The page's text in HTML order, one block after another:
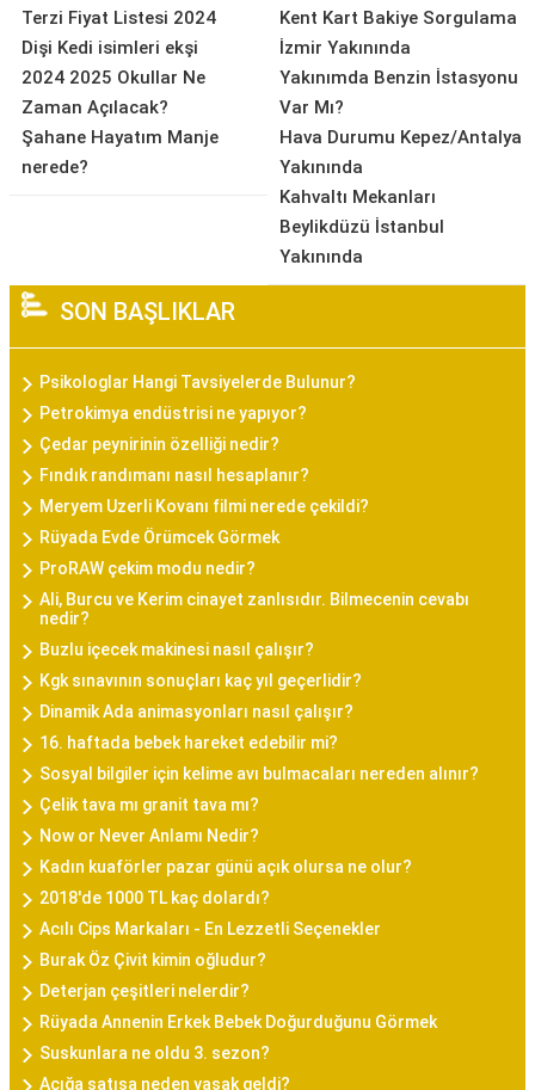
Terzi Fiyat Listesi 2024
Dişi Kedi isimleri ekşi
2024 2025 Okullar Ne
Zaman Açılacak?
Şahane Hayatım Manje
nerede?
Kent Kart Bakiye Sorgulama
İzmir Yakınında
Yakınımda Benzin İstasyonu
Var Mı?
Hava Durumu Kepez/Antalya
Yakınında
Kahvaltı Mekanları
Beylikdüzü İstanbul
Yakınında
SON BAŞLIKLAR
Psikologlar Hangi Tavsiyelerde Bulunur?
Petrokimya endüstrisi ne yapıyor?
Çedar peynirinin özelliği nedir?
Fındık randımanı nasıl hesaplanır?
Meryem Uzerli Kovanı filmi nerede çekildi?
Rüyada Evde Örümcek Görmek
ProRAW çekim modu nedir?
Ali, Burcu ve Kerim cinayet zanlısıdır. Bilmecenin cevabı
nedir?
Buzlu içecek makinesi nasıl çalışır?
Kgk sınavının sonuçları kaç yıl geçerlidir?
Dinamik Ada animasyonları nasıl çalışır?
16. haftada bebek hareket edebilir mi?
Sosyal bilgiler için kelime avı bulmacaları nereden alınır?
Çelik tava mı granit tava mı?
Now or Never Anlamı Nedir?
Kadın kuaförler pazar günü açık olursa ne olur?
2018'de 1000 TL kaç dolardı?
Acılı Cips Markaları - En Lezzetli Seçenekler
Burak Öz Çivit kimin oğludur?
Deterjan çeşitleri nelerdir?
Rüyada Annenin Erkek Bebek Doğurduğunu Görmek
Suskunlara ne oldu 3. sezon?
Açığa satışa neden yasak geldi?